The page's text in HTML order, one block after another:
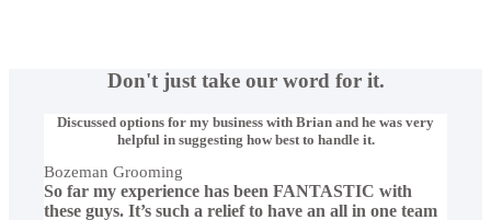
Don't just take our word for it.
Discussed options for my business with Brian and he was very
helpful in suggesting how best to handle it.
Bozeman Grooming
So far my experience has been FANTASTIC with
these guys. It’s such a relief to have an all in one team